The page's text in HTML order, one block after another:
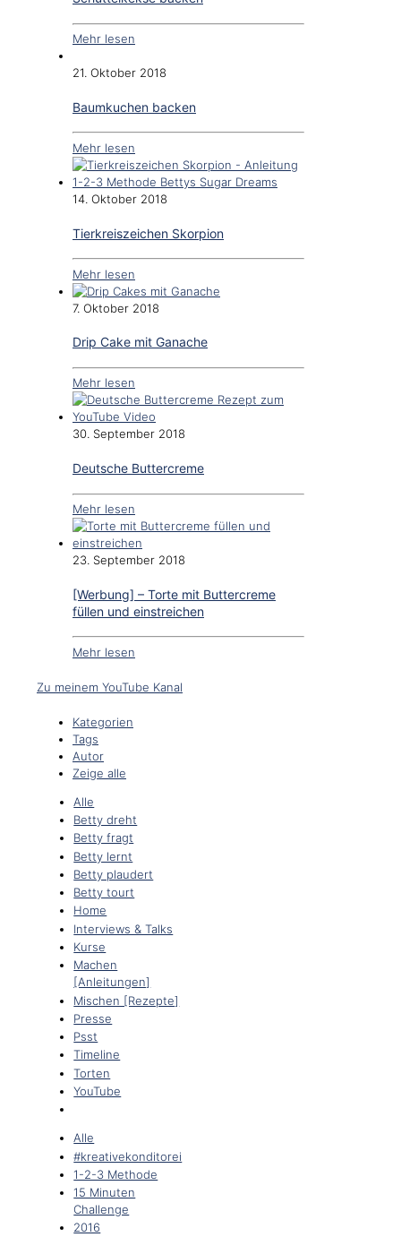
Mehr lesen
21. Oktober 2018
Baumkuchen backen
Mehr lesen
14. Oktober 2018
Tierkreiszeichen Skorpion
Mehr lesen
7. Oktober 2018
Drip Cake mit Ganache
Mehr lesen
30. September 2018
Deutsche Buttercreme
Mehr lesen
23. September 2018
[Werbung] – Torte mit Buttercreme
füllen und einstreichen
Mehr lesen
Zu meinem YouTube Kanal
Kategorien
Tags
Autor
Zeige alle
Alle
Betty dreht
Betty fragt
Betty lernt
Betty plaudert
Betty tourt
Home
Interviews & Talks
Kurse
Machen
[Anleitungen]
Mischen [Rezepte]
Presse
Psst
Timeline
Torten
YouTube
Alle
#kreativekonditorei
1-2-3 Methode
15 Minuten
Challenge
2016